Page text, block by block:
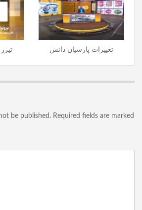
تغییرات پارسیان دانش
be published. Required fields are marked